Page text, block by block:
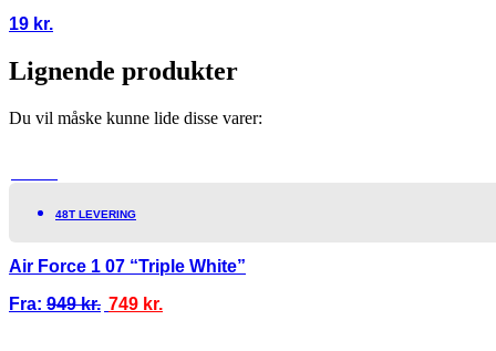
19 kr.
Lignende produkter
Du vil måske kunne lide disse varer:
48T LEVERING
Air Force 1 07 “Triple White”
Fra: 949kr. 749 kr.